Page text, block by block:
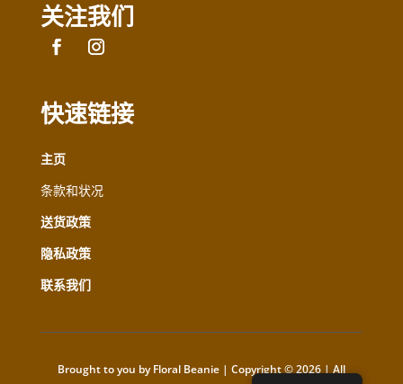
关注我们
快速链接
主页
条款和状况
送货政策
隐私政策
联系我们
Brought to you by Floral Beanie | Copyright © 2026 | All